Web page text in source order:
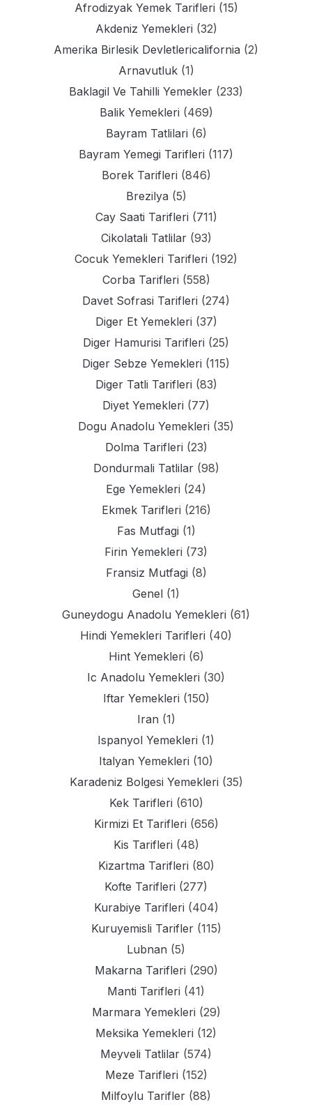
Afrodizyak Yemek Tarifleri (15)
Akdeniz Yemekleri (32)
Amerika Birlesik Devletlericalifornia (2)
Arnavutluk(1)
Baklagil Ve Tahilli Yemekler (233)
Balik Yemekleri (469)
Bayram Tatlilari (6)
Bayram Yemegi Tarifleri (117)
Borek Tarifleri (846)
Brezilya (5)
Cay Saati Tarifleri (711)
Cikolatali Tatlilar(93)
Cocuk Yemekleri Tarifleri (192)
Corba Tarifleri (558)
Davet Sofrasi Tarifleri (274)
Diger Et Yemekleri (37)
Diger Hamurisi Tarifleri (25)
Diger Sebze Yemekleri (115)
Diger Tatli Tarifleri (83)
Diyet Yemekleri (77)
Dogu Anadolu Yemekleri (35)
Dolma Tarifleri (23)
Dondurmali Tatlilar(98)
Ege Yemekleri (24)
Ekmek Tarifleri (216)
Fas Mutfagi (1)
Firin Yemekleri (73)
Fransiz Mutfagi (8)
Genel (1)
Guneydogu Anadolu Yemekleri (61)
Hindi Yemekleri Tarifleri (40)
Hint Yemekleri (6)
Ic Anadolu Yemekleri (30)
Iftar Yemekleri (150)
Iran (1)
Ispanyol Yemekleri (1)
Italyan Yemekleri (10)
Karadeniz Bolgesi Yemekleri (35)
Kek Tarifleri (610)
Kirmizi Et Tarifleri (656)
Kis Tarifleri (48)
Kizartma Tarifleri (80)
Kofte Tarifleri (277)
Kurabiye Tarifleri (404)
Kuruyemisli Tarifler(115)
Lubnan (5)
Makarna Tarifleri (290)
Manti Tarifleri (41)
Marmara Yemekleri (29)
Meksika Yemekleri (12)
Meyveli Tatlilar (574)
Meze Tarifleri (152)
Milfoylu Tarifler (88)